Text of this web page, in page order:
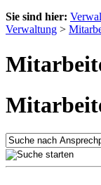
Sie sind hier:
Verwaltung >